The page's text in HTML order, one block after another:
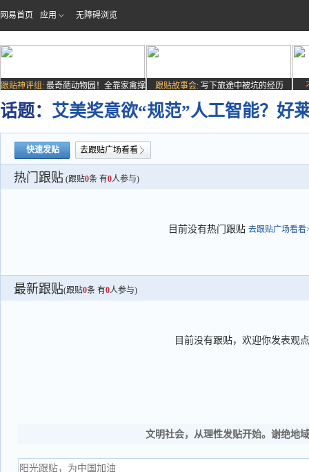
网易首页 应用 无障碍浏览
跟贴神评组: 最奇葩动物园！全靠家禽撑
场子
跟贴故事会: 写下旅途中被坑的经历
话题： 艾美奖意欲“规范”人工智能？好
快速发贴 去跟贴广场看看
热门跟贴 (跟贴0条 有0人参与)
目前没有热门跟贴 去跟贴广场看看
最新跟贴(跟贴0条 有0人参与)
目前没有跟贴，欢迎你发表观点
文明社会，从理性发贴开始。谢绝地